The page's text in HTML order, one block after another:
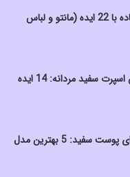
تزیین لباس مشکی ساده با 22 ایده (مانتو و لباس
لباس مجلسی با کفش اسپرت سفید مردانه: 14 ایده
رنگ پیراهن مردانه برای پوست سفید: 5 بهترین مدل